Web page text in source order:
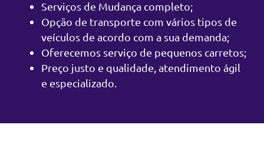
Serviços de Mudança completo;
Opção de transporte com vários tipos de
veículos de acordo com a sua demanda;
Oferecemos serviço de pequenos carretos;
Preço justo e qualidade, atendimento ágil
e especializado.